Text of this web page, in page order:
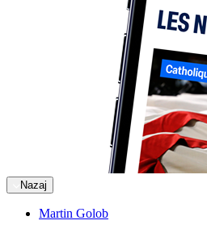
Nazaj
Martin Golob